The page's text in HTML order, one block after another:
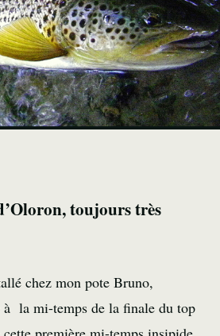
toujours très
chez mon pote Bruno,
à la mi-temps de la finale du top